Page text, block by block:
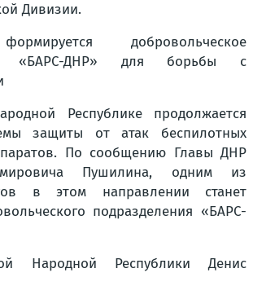
Дивизии.
добровольческое
«БАРС-ДНР» для борьбы с
Республике продолжается
защиты от атак беспилотных
По сообщению Главы ДНР
Пушилина, одним из
в этом направлении станет
подразделения «БАРС-
Народной Республики Денис